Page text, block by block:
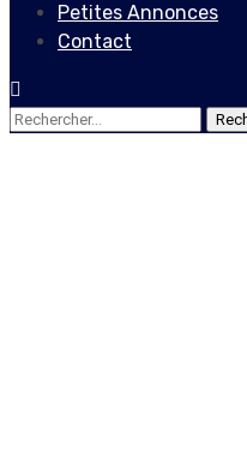
Petites Annonces
Contact
Rechercher :